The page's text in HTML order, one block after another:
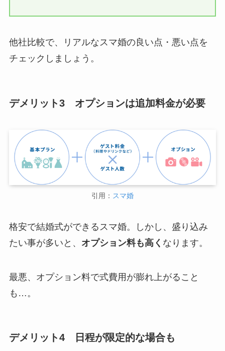
他社比較で、リアルなスマ婚の良い点・悪い点を
チェックしましょう。
デメリット3 オプションは追加料金が必要
引用： スマ婚
格安で結婚式ができるスマ婚。しかし、盛り込み
たい事が多いと、 オプション料も高く なります。
最悪、オプション料で式費用が膨れ上がること
も…。
デメリット4 日程が限定的な場合も